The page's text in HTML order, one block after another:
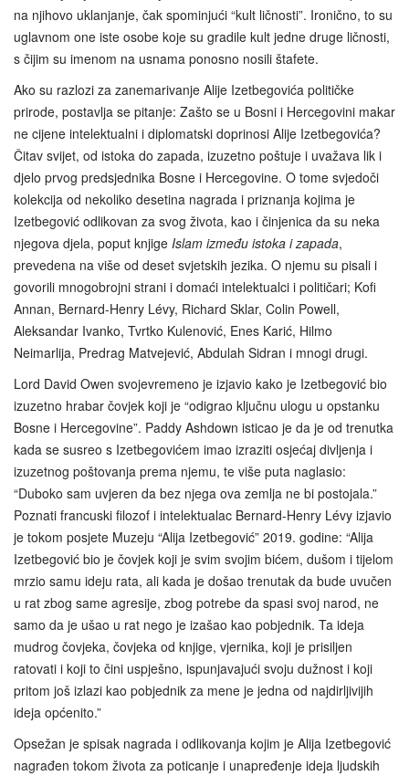
na njihovo uklanjanje, čak spominjući “kult ličnosti”. Ironično, to su
uglavnom one iste osobe koje su gradile kult jedne druge ličnosti,
s čijim su imenom na usnama ponosno nosili štafete.
Ako su razlozi za zanemarivanje Alije Izetbegovića političke
prirode, postavlja se pitanje: Zašto se u Bosni i Hercegovini makar
ne cijene intelektualni i diplomatski doprinosi Alije Izetbegovića?
Čitav svijet, od istoka do zapada, izuzetno poštuje i uvažava lik i
djelo prvog predsjednika Bosne i Hercegovine. O tome svjedoči
kolekcija od nekoliko desetina nagrada i priznanja kojima je
Izetbegović odlikovan za svog života, kao i činjenica da su neka
njegova djela, poput knjige Islam između istoka i zapada,
prevedena na više od deset svjetskih jezika. O njemu su pisali i
govorili mnogobrojni strani i domaći intelektualci i političari; Kofi
Annan, Bernard-Henry Lévy, Richard Sklar, Colin Powell,
Aleksandar Ivanko, Tvrtko Kulenović, Enes Karić, Hilmo
Neimarlija, Predrag Matvejević, Abdulah Sidran i mnogi drugi.
Lord David Owen svojevremeno je izjavio kako je Izetbegović bio
izuzetno hrabar čovjek koji je “odigrao ključnu ulogu u opstanku
Bosne i Hercegovine”. Paddy Ashdown isticao je da je od trenutka
kada se susreo s Izetbegovićem imao izraziti osjećaj divljenja i
izuzetnog poštovanja prema njemu, te više puta naglasio:
“Duboko sam uvjeren da bez njega ova zemlja ne bi postojala.”
Poznati francuski filozof i intelektualac Bernard-Henry Lévy izjavio
je tokom posjete Muzeju “Alija Izetbegović” 2019. godine: “Alija
Izetbegović bio je čovjek koji je svim svojim bićem, dušom i tijelom
mrzio samu ideju rata, ali kada je došao trenutak da bude uvučen
u rat zbog same agresije, zbog potrebe da spasi svoj narod, ne
samo da je ušao u rat nego je izašao kao pobjednik. Ta ideja
mudrog čovjeka, čovjeka od knjige, vjernika, koji je prisiljen
ratovati i koji to čini uspješno, ispunjavajući svoju dužnost i koji
pritom još izlazi kao pobjednik za mene je jedna od najdirljivijih
ideja općenito.”
Opsežan je spisak nagrada i odlikovanja kojim je Alija Izetbegović
nagrađen tokom života za poticanje i unapređenje ideja ljudskih